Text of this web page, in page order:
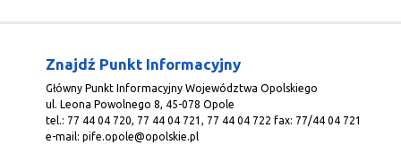
Znajdź Punkt Informacyjny
Główny Punkt Informacyjny Województwa Opolskiego
ul. Leona Powolnego 8, 45-078 Opole
tel.: 77 44 04 720, 77 44 04 721, 77 44 04 722 fax: 77/44 04 721
e-mail:pife.opole@opolskie.pl